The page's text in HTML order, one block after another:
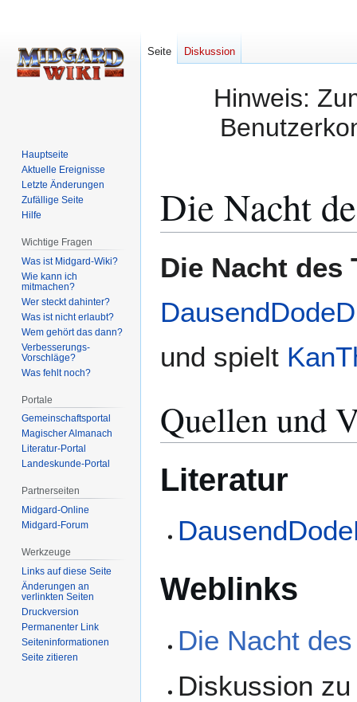
Hinweis:
Die Nacht
Navigation
Suche
Die Nacht des
und spielt
Quellen und
Literatur
Weblinks
Die Nacht
Diskussion
Seite Diskussion
Hauptseite
Aktuelle Ereignisse
Letzte Änderungen
Zufällige Seite
Hilfe
Wichtige Fragen
Was ist Midgard-Wiki?
Wie kann ich
mitmachen?
Wer steckt dahinter?
Was ist nicht erlaubt?
Wem gehört das dann?
Verbesserungs-
Vorschläge?
Was fehlt noch?
Portale
Gemeinschafts­portal
Magischer Almanach
Literatur-Portal
Landeskunde-Portal
Partnerseiten
Midgard-Online
Midgard-Forum
Werkzeuge
Links auf diese Seite
Änderungen an
verlinkten Seiten
Druckversion
Permanenter Link
Seiten­­informationen
Seite zitieren